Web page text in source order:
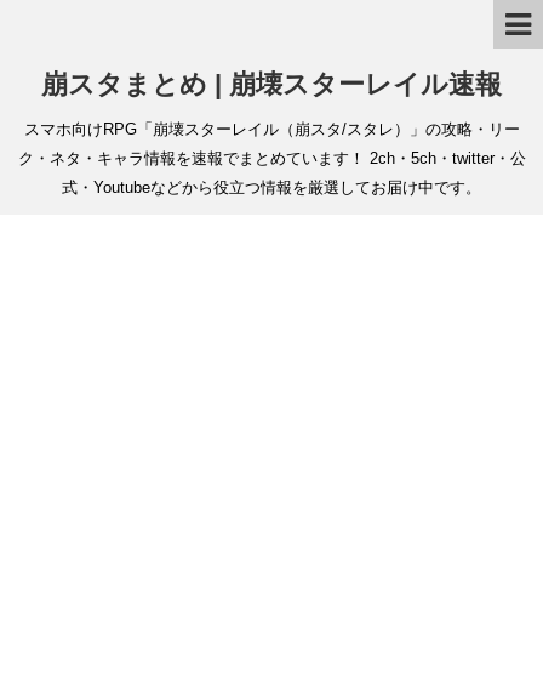
崩スタまとめ | 崩壊スターレイル速報
スマホ向けRPG「崩壊スターレイル（崩スタ/スタレ）」の攻略・リー
ク・ネタ・キャラ情報を速報でまとめています！ 2ch・5ch・twitter・公
式・Youtubeなどから役立つ情報を厳選してお届け中です。